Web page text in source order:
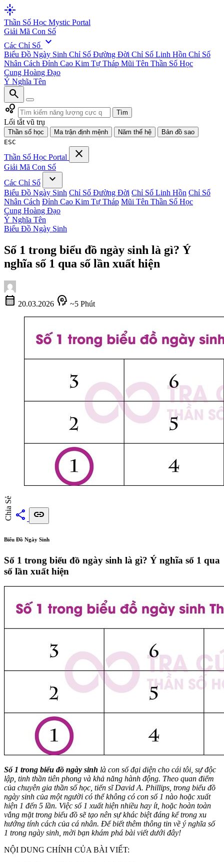
flare
Thần Số Học Mystic Portal
Giải Mã Con Số
Các Chỉ Số expand_more
Biểu Đồ Ngày Sinh Chỉ Số Đường Đời Chỉ Số Linh Hồn Chỉ Số
Nhân Cách Đỉnh Cao Kim Tự Tháp Mũi Tên Thần Số Học
Cung Hoàng Đạo
Ý Nghĩa Tên
search
bubble_chart
Tìm
Lối tắt vũ trụ
Thần số học Ma trận định mệnh Năm thế hệ
Bản đồ sao
ESC
Thần Số Học Portal close
Giải Mã Con Số
Các Chỉ Số
expand_more
Biểu Đồ Ngày Sinh Chỉ Số Đường Đời Chỉ Số Linh Hồn Chỉ Số
Nhân Cách Đỉnh Cao Kim Tự Tháp Mũi Tên Thần Số Học
Cung Hoàng Đạo
Ý Nghĩa Tên
Biểu Đồ Ngày Sinh
Số 1 trong biểu đồ ngày sinh là gì? Ý
nghĩa số 1 qua số lần xuất hiện
calendar_month 20.03.2026 psychology ~5 Phút
Chia Sẻ share link
Biểu Đồ Ngày Sinh
Số 1 trong biểu đồ ngày sinh là gì? Ý nghĩa số 1 qua
số lần xuất hiện
Số 1 trong biểu đồ ngày sinh là con số đại diện cho cái tôi, sự độc
lập, tinh thần tiên phong và khả năng hành động. Theo quan điểm
của chuyên gia thần số học, tiến sĩ David A. Phillips, trong biểu đồ
ngày sinh của một người có thể không có con số 1 nào hoặc xuất
hiện 1 đến 5 lần. Việc số 1 xuất hiện nhiều hay ít, hoặc hoàn toàn
vắng mặt trong biểu đồ sẽ tạo nên sự khác biệt đáng kể trong xu
hướng tính cách của cá nhân. Để biết thêm thông tin về ý nghĩa số
1 trong ngày sinh, mời bạn khám phá bài viết dưới đây!
NỘI DUNG CHÍNH CỦA BÀI VIẾT: